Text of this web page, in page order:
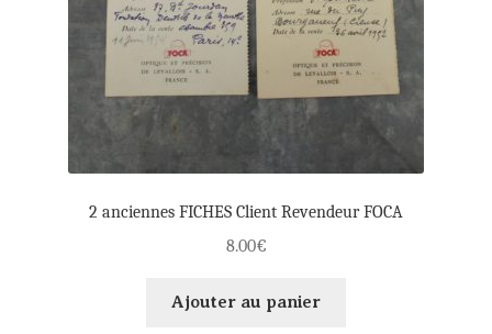
2 anciennes FICHES Client Revendeur FOCA
8.00€
Ajouter au panier